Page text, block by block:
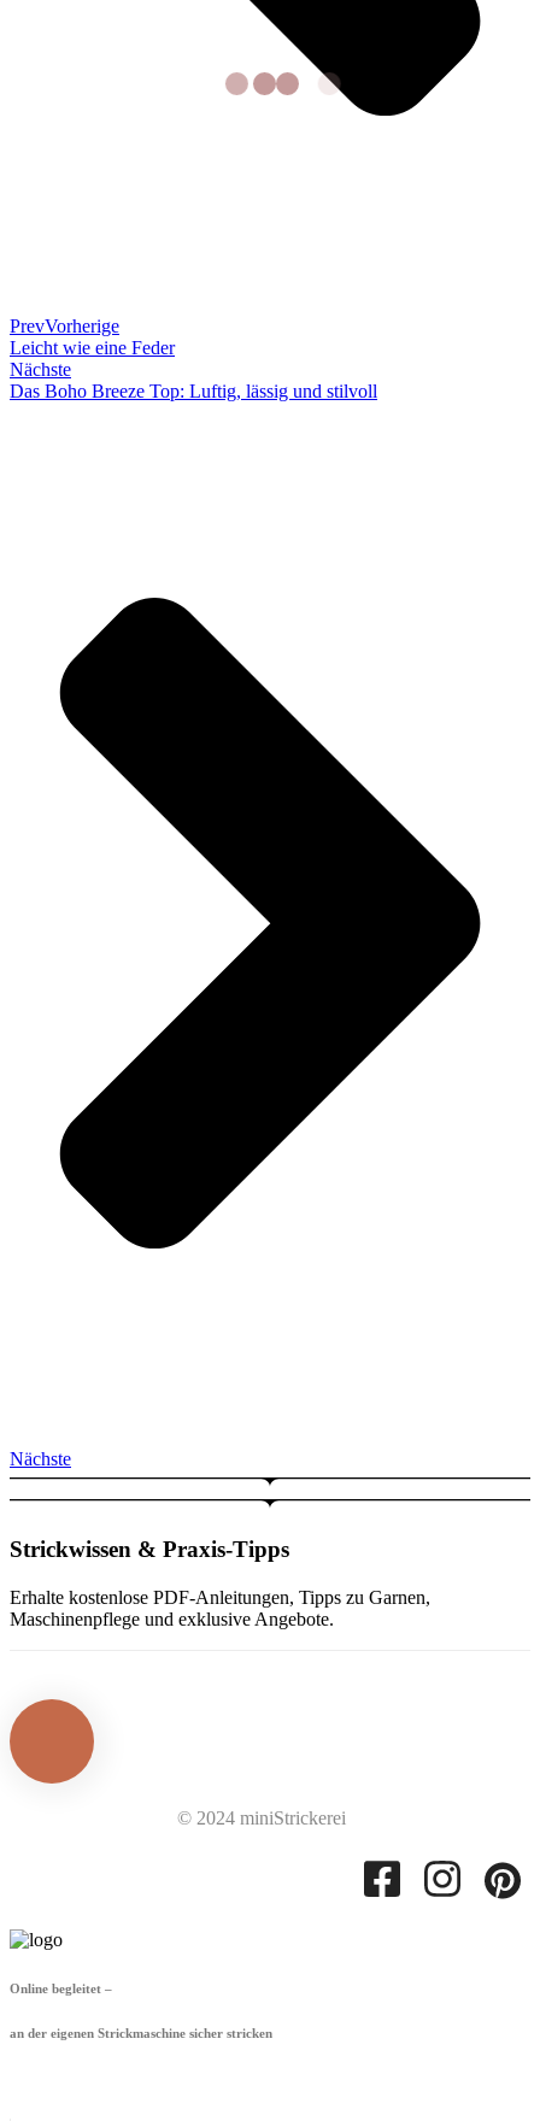
PrevVorherige
Leicht wie eine Feder
Nächste
Das Boho Breeze Top: Luftig, lässig und stilvoll
Nächste
Strickwissen & Praxis-Tipps
Erhalte kostenlose PDF-Anleitungen, Tipps zu Garnen,
Maschinenpflege und exklusive Angebote.
© 2024 miniStrickerei
Online begleitet –
an der eigenen Strickmaschine sicher stricken